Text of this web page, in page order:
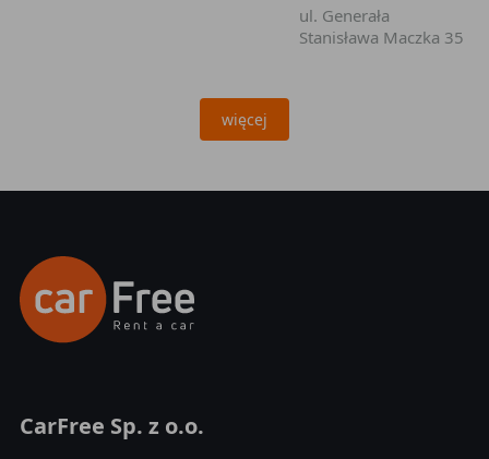
ul. Generała
Stanisława Maczka 35
więcej
CarFree Sp. z o.o.